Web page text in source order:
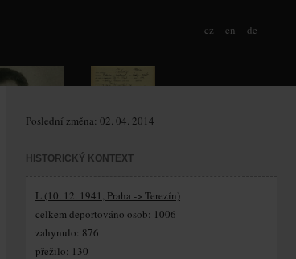
cz en de
Poslední změna: 02. 04. 2014
HISTORICKÝ KONTEXT
L (10. 12. 1941, Praha -> Terezín)
celkem deportováno osob: 1006
zahynulo: 876
přežilo: 130